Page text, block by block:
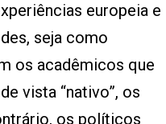
europeia e
seja como
os acadêmicos que
vista “nativo”, os
os políticos